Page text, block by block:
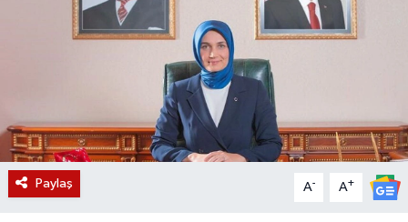
Paylaş A- A+